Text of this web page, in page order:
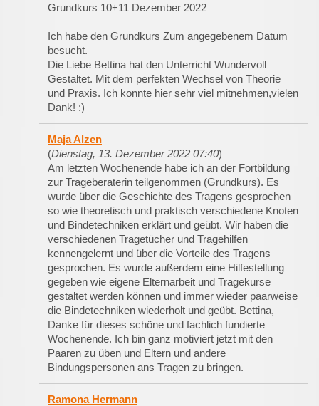
Grundkurs 10+11 Dezember 2022
Ich habe den Grundkurs Zum angegebenem Datum
besucht.
Die Liebe Bettina hat den Unterricht Wundervoll
Gestaltet. Mit dem perfekten Wechsel von Theorie
und Praxis. Ich konnte hier sehr viel mitnehmen,vielen
Dank! :)
Maja Alzen
(Dienstag, 13. Dezember 2022 07:40)
Am letzten Wochenende habe ich an der Fortbildung
zur Trageberaterin teilgenommen (Grundkurs). Es
wurde über die Geschichte des Tragens gesprochen
so wie theoretisch und praktisch verschiedene Knoten
und Bindetechniken erklärt und geübt. Wir haben die
verschiedenen Tragetücher und Tragehilfen
kennengelernt und über die Vorteile des Tragens
gesprochen. Es wurde außerdem eine Hilfestellung
gegeben wie eigene Elternarbeit und Tragekurse
gestaltet werden können und immer wieder paarweise
die Bindetechniken wiederholt und geübt. Bettina,
Danke für dieses schöne und fachlich fundierte
Wochenende. Ich bin ganz motiviert jetzt mit den
Paaren zu üben und Eltern und andere
Bindungspersonen ans Tragen zu bringen.
Ramona Hermann